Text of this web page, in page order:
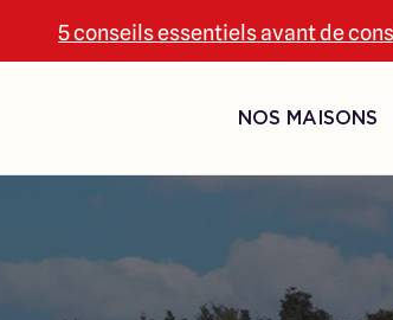
5 conseils essentiels avant de
NOS MAISONS